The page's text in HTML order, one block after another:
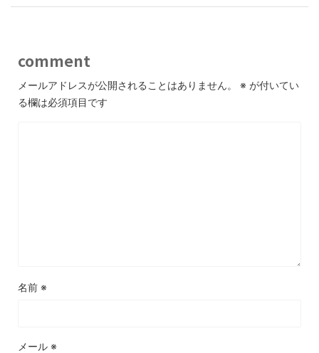
comment
メールアドレスが公開されることはありません。 ※ が付いてい
る欄は必須項目です
名前 ※
メール ※